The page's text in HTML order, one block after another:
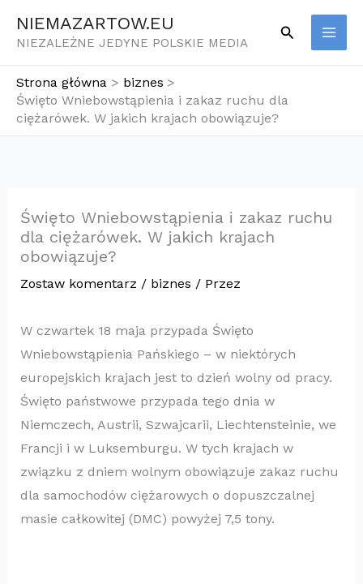
NIEMAZARTOW.EU
NIEZALEŻNE JEDYNE POLSKIE MEDIA
Szukaj
Strona główna
biznes
Święto Wniebowstąpienia i zakaz ruchu dla
ciężarówek. W jakich krajach obowiązuje?
Święto Wniebowstąpienia i zakaz ruchu
dla ciężarówek. W jakich krajach
obowiązuje?
Zostaw komentarz / biznes / Przez
W czwartek 18 maja przypada Święto
Wniebowstąpienia Pańskiego – w niektórych
europejskich krajach jest to dzień wolny od pracy.
Święto państwowe przypada tego dnia w
Niemczech, Austrii, Szwajcarii, Liechtensteinie, we
Francji i w Luksemburgu. W tych krajach w
związku z dniem wolnym obowiązuje zakaz ruchu
dla samochodów ciężarowych o dopuszczalnej
masie całkowitej (DMC) powyżej 7,5 tony.